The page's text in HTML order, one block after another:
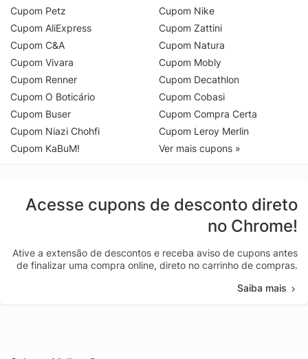
Cupom Petz
Cupom AliExpress
Cupom C&A
Cupom Vivara
Cupom Renner
Cupom O Boticário
Cupom Buser
Cupom Niazi Chohfi
Cupom KaBuM!
Cupom Nike
Cupom Zattini
Cupom Natura
Cupom Mobly
Cupom Decathlon
Cupom Cobasi
Cupom Compra Certa
Cupom Leroy Merlin
Ver mais cupons »
Acesse cupons de desconto direto
no Chrome!
Ative a extensão de descontos e receba aviso de cupons antes
de finalizar uma compra online, direto no carrinho de compras.
Saiba mais